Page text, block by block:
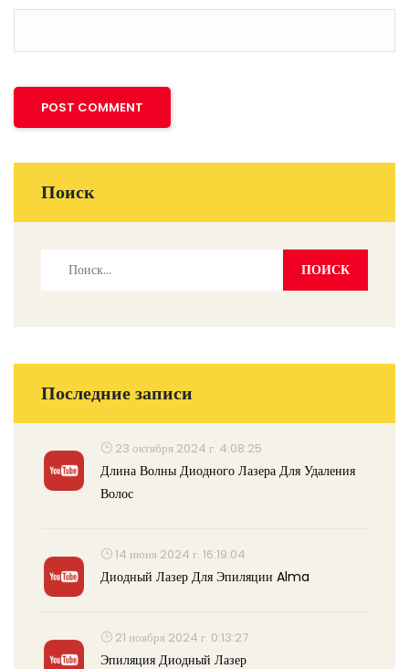
Поиск
Последние записи
23 октября 2024 г. 4:08:25
Длина Волны Диодного Лазера Для Удаления
Волос
14 июня 2024 г. 16:19:04
Диодный Лазер Для Эпиляции Alma
21 ноября 2024 г. 0:13:27
Эпиляция Диодный Лазер